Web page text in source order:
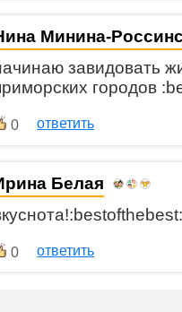
Минина-
завидовать
городов
0 ответить
Белая
0 ответить